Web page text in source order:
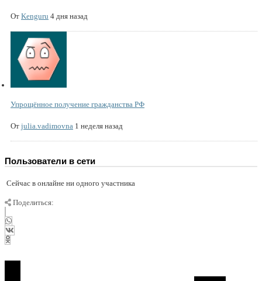
От Kenguru 4 дня назад
Упрощённое получение гражданства РФ
От julia.vadimovna 1 неделя назад
Пользователи в сети
Сейчас в онлайне ни одного участника
Поделиться: